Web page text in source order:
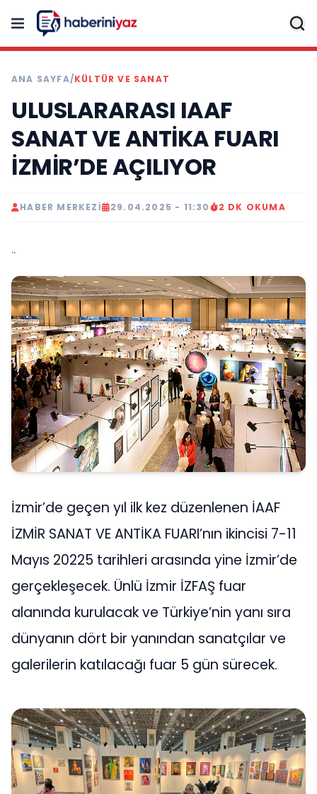
ANA SAYFA/KÜLTÜR VE SANAT
ULUSLARARASI IAAF
SANAT VE ANTİKA FUARI
İZMİR’DE AÇILIYOR
HABER MERKEZI 29.04.2025 - 11:30 2 DK OKUMA
..
İzmir’de geçen yıl ilk kez düzenlenen İAAF
İZMİR SANAT VE ANTİKA FUARI’nın ikincisi 7-11
Mayıs 20225 tarihleri arasında yine İzmir’de
gerçekleşecek. Ünlü İzmir İZFAŞ fuar
alanında kurulacak ve Türkiye’nin yanı sıra
dünyanın dört bir yanından sanatçılar ve
galerilerin katılacağı fuar 5 gün sürecek.